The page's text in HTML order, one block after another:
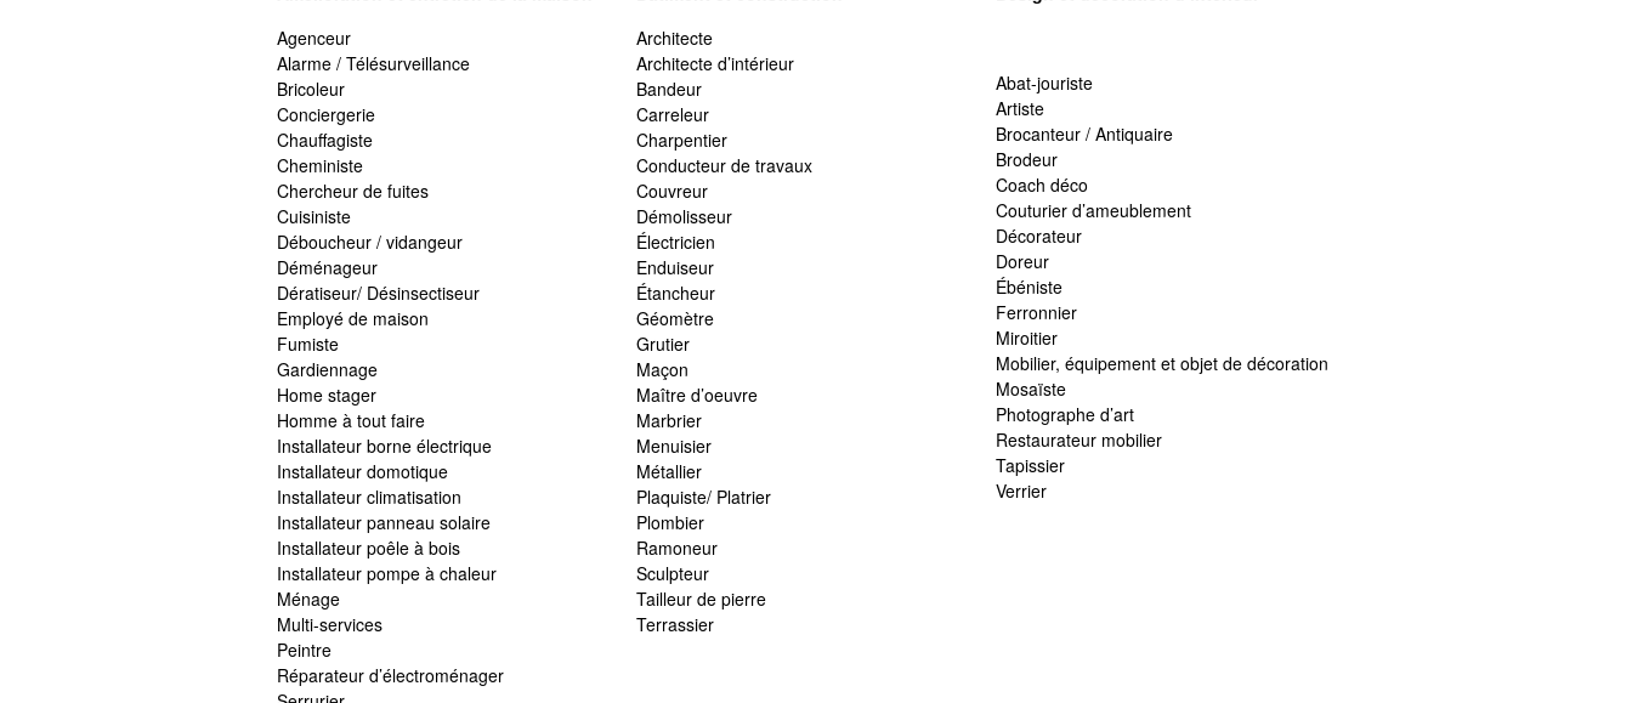
Agenceur
Alarme / Télésurveillance
Bricoleur
Conciergerie
Chauffagiste
Cheministe
Chercheur de fuites
Cuisiniste
Déboucheur / vidangeur
Déménageur
Dératiseur/ Désinsectiseur
Employé de maison
Fumiste
Gardiennage
Home stager
Homme à tout faire
Installateur borne électrique
Installateur domotique
Installateur climatisation
Installateur panneau solaire
Installateur poêle à bois
Installateur pompe à chaleur
Ménage
Multi-services
Peintre
Réparateur d’électroménager
Architecte
Architecte d’intérieur
Bandeur
Carreleur
Charpentier
Conducteur de travaux
Couvreur
Démolisseur
Électricien
Enduiseur
Étancheur
Géomètre
Grutier
Maçon
Maître d’oeuvre
Marbrier
Menuisier
Métallier
Plaquiste/ Platrier
Plombier
Ramoneur
Sculpteur
Tailleur de pierre
Terrassier
Abat-jouriste
Artiste
Brocanteur / Antiquaire
Brodeur
Coach déco
Couturier d’ameublement
Décorateur
Doreur
Ébéniste
Ferronnier
Miroitier
Mobilier, équipement et objet de décoration
Mosaïste
Photographe d’art
Restaurateur mobilier
Tapissier
Verrier